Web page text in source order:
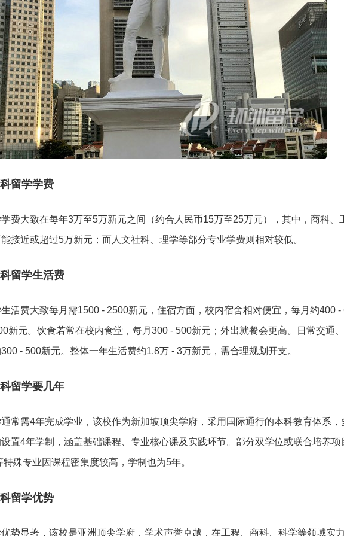
留学学费
费大致在每年3万至5万新元之间（约合人民币15万至25万元），其中，商科、
接近或超过5万新元；而人文社科、理学等部分专业学费则相对较低。
留学生活费
活费大致每月需1500 - 2500新元，住宿方面，校内宿舍相对便宜，每月约400 -
新元。饮食若常在校内食堂，每月300 - 500新元；外出就餐会更高。日常交通
- 500新元。整体一年生活费约1.8万 - 3万新元，需合理规划开支。
留学要几年
常需4年完成学业，该校作为新加坡顶尖学府，采用国际通行的本科教育体系，
置4年学制，涵盖基础课程、专业核心课及实践环节。部分双学位或联合培养项
殊专业因课程密集度较高，学制也为5年。
留学优势
势显著，该校是亚洲顶尖学府，学术声誉卓越，在工程、商科、科学等领域实